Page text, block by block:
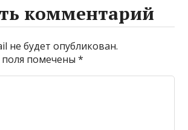
комментарий
не будет опубликован.
поля помечены*